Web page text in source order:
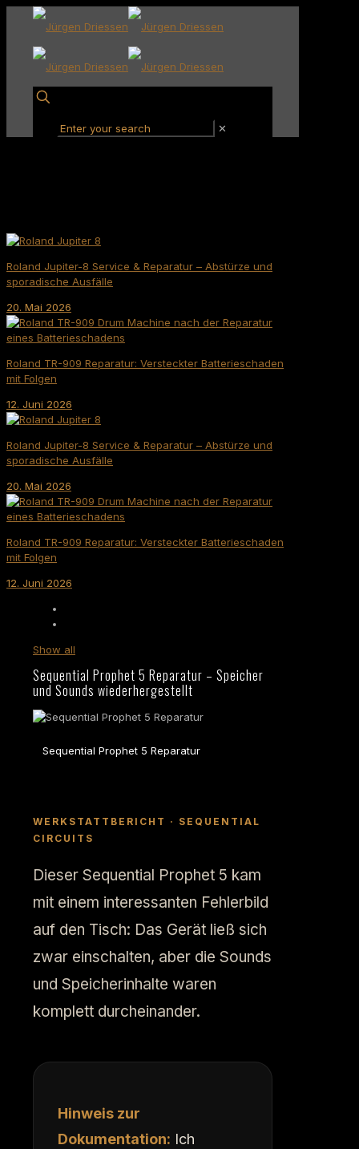
✕
Roland Jupiter-8 Service & Reparatur – Abstürze und
sporadische Ausfälle
20. Mai 2026
Roland TR-909 Reparatur: Versteckter Batterieschaden
mit Folgen
12. Juni 2026
Roland Jupiter-8 Service & Reparatur – Abstürze und
sporadische Ausfälle
20. Mai 2026
Roland TR-909 Reparatur: Versteckter Batterieschaden
mit Folgen
12. Juni 2026
Show all
Sequential Prophet 5 Reparatur – Speicher
und Sounds wiederhergestellt
Sequential Prophet 5 Reparatur
WERKSTATTBERICHT · SEQUENTIAL
CIRCUITS
Dieser Sequential Prophet 5 kam
mit einem interessanten Fehlerbild
auf den Tisch: Das Gerät ließ sich
zwar einschalten, aber die Sounds
und Speicherinhalte waren
komplett durcheinander.
Hinweis zur
Dokumentation: Ich